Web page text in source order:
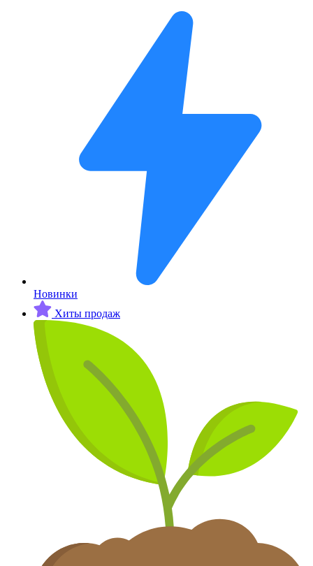
Новинки
Хиты продаж